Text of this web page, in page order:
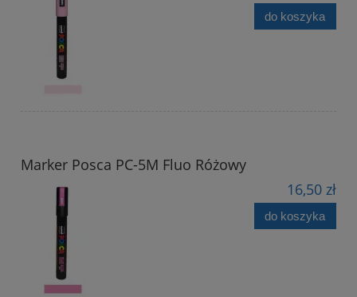
do koszyka
Marker Posca PC-5M Fluo Różowy
16,50 zł
do koszyka